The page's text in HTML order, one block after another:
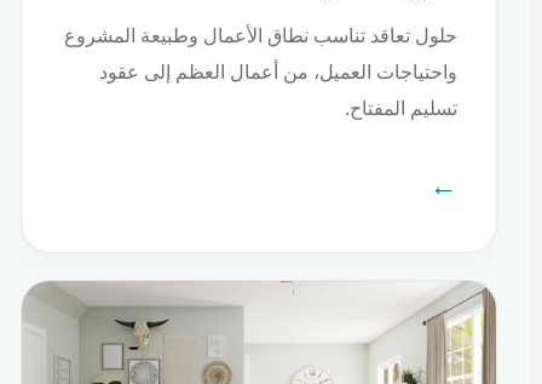
حلول تعاقد تناسب نطاق الأعمال وطبيعة المشروع
واحتياجات العميل، من أعمال العظم إلى عقود
تسليم المفتاح.
←